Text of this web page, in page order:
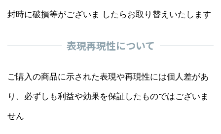
封時に破損等がございま したらお取り替えいたします
表現再現性について
ご購入の商品に示された表現や再現性には個人差があ
り、必ずしも利益や効果を保証したものではございま
せん